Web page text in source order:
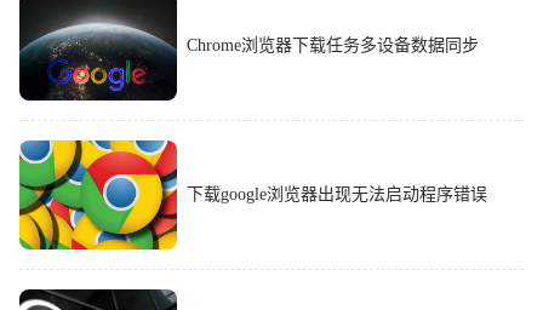
Chrome浏览器下载任务多设备数据同步
下载google浏览器出现无法启动程序错误